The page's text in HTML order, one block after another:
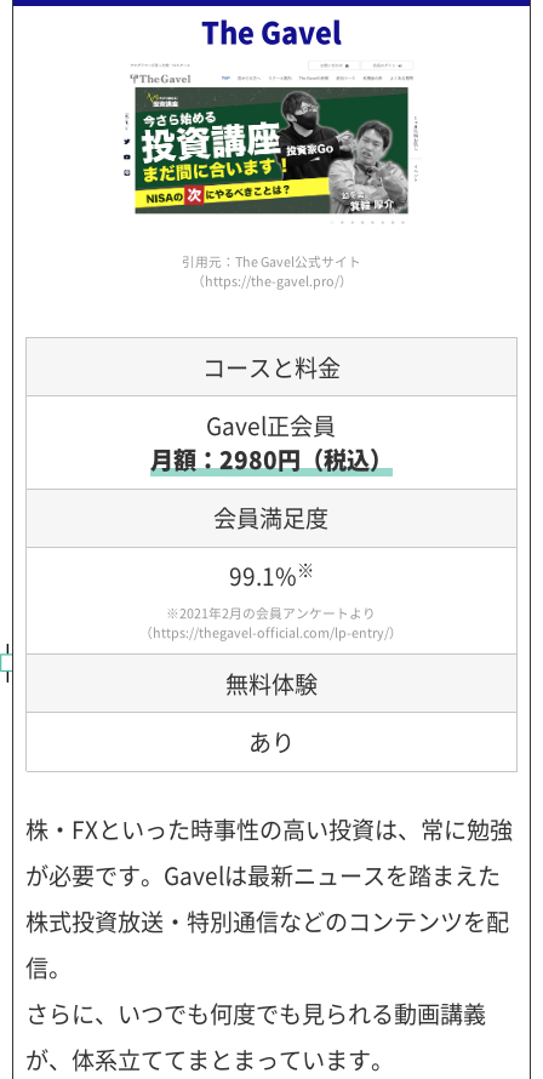
The Gavel
引用元：The Gavel公式サイト
（https://the-gavel.pro/）
コースと料金
Gavel正会員
月額：2980円（税込）
会員満足度
99.1%※
※2021年2月の会員アンケートより
（https://thegavel-official.com/lp-entry/）
無料体験
あり
株・FXといった時事性の高い投資は、常に勉強
が必要です。Gavelは最新ニュースを踏まえた
株式投資放送・特別通信などのコンテンツを配
信。
さらに、いつでも何度でも見られる動画講義
が、体系立ててまとまっています。